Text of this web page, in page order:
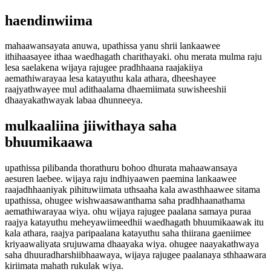
haendinwiima
mahaawansayata anuwa, upathissa yanu shrii lankaawee
ithihaasayee ithaa waedhagath charithayaki. ohu merata mulma raju
lesa saelakena wijaya rajugee pradhhaana raajakiiya
aemathiwarayaa lesa katayuthu kala athara, dheeshayee
raajyathwayee mul adithaalama dhaemiimata suwisheeshii
dhaayakathwayak labaa dhunneeya.
mulkaaliina jiiwithaya saha
bhuumikaawa
upathissa pilibanda thorathuru bohoo dhurata mahaawansaya
aesuren laebee. wijaya raju indhiyaawen paemina lankaawee
raajadhhaaniyak pihituwiimata uthsaaha kala awasthhaawee sitama
upathissa, ohugee wishwaasawanthama saha pradhhaanathama
aemathiwarayaa wiya. ohu wijaya rajugee paalana samaya puraa
raajya katayuthu meheyawiimeedhii waedhagath bhuumikaawak itu
kala athara, raajya paripaalana katayuthu saha thiirana gaeniimee
kriyaawaliyata srujuwama dhaayaka wiya. ohugee naayakathwaya
saha dhuuradharshiibhaawaya, wijaya rajugee paalanaya sthhaawara
kiriimata mahath rukulak wiya.